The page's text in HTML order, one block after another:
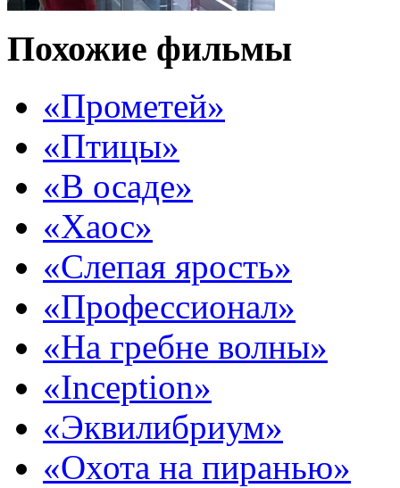
Похожие фильмы
«Прометей»
«Птицы»
«В осаде»
«Хаос»
«Слепая ярость»
«Профессионал»
«На гребне волны»
«Inception»
«Эквилибриум»
«Охота на пиранью»